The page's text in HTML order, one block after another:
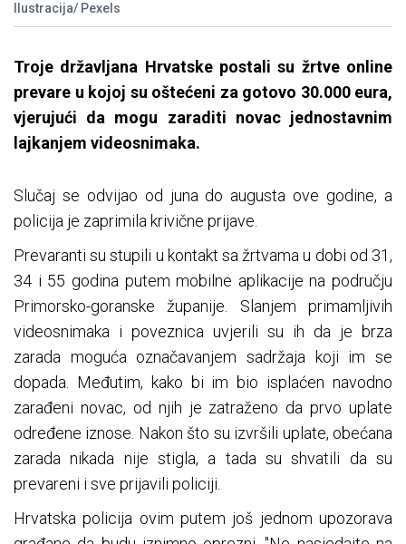
Ilustracija/ Pexels
Troje državljana Hrvatske postali su žrtve online
prevare u kojoj su oštećeni za gotovo 30.000 eura,
vjerujući da mogu zaraditi novac jednostavnim
lajkanjem videosnimaka.
Slučaj se odvijao od juna do augusta ove godine, a
policija je zaprimila krivične prijave.
Prevaranti su stupili u kontakt sa žrtvama u dobi od 31,
34 i 55 godina putem mobilne aplikacije na području
Primorsko-goranske županije. Slanjem primamljivih
videosnimaka i poveznica uvjerili su ih da je brza
zarada moguća označavanjem sadržaja koji im se
dopada. Međutim, kako bi im bio isplaćen navodno
zarađeni novac, od njih je zatraženo da prvo uplate
određene iznose. Nakon što su izvršili uplate, obećana
zarada nikada nije stigla, a tada su shvatili da su
prevareni i sve prijavili policiji.
Hrvatska policija ovim putem još jednom upozorava